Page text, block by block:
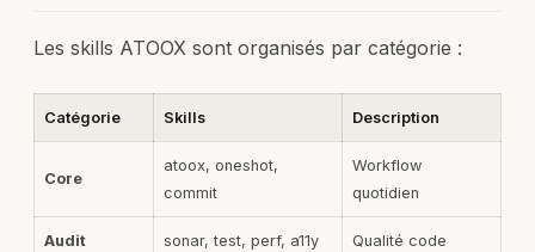
Les skills ATOOX sont organisés par catégorie :
Catégorie Skills Description
Core
atoox, oneshot,
commit
Workflow
quotidien
Audit sonar, test, perf, a11y Qualité code